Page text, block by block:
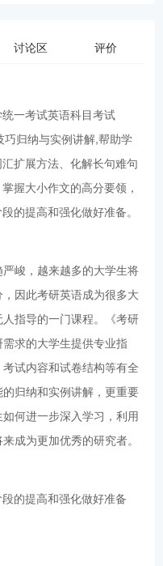
讨论区 评价
一考试英语科目考试
归纳与实例讲解,帮助学
扩展方法、化解长句难句
握大小作文的高分要领，
的提高和强化做好准备。
峻，越来越多的大学生将
因此考研英语成为很多大
指导的一门课程。《考研
求的大学生提供专业指
试内容和试卷结构等有全
归纳和实例讲解，更重要
何进一步深入学习，利用
成为更加优秀的研究者。
的提高和强化做好准备